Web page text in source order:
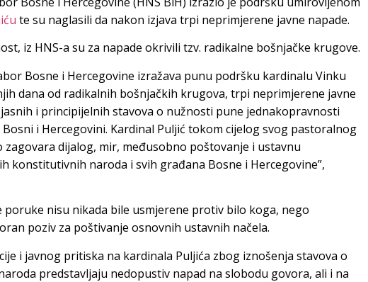
te su naglasili da nakon izjava trpi neprimjerene javne napade.
iz HNS-a su za napade okrivili tzv. radikalne bošnjačke krugove.
Bosne i Hercegovine izražava punu podršku kardinalu Vinku
dana od radikalnih bošnjačkih krugova, trpi neprimjerene javne
i principijelnih stavova o nužnosti pune jednakopravnosti
i Hercegovini. Kardinal Puljić tokom cijelog svog pastoralnog
zagovara dijalog, mir, međusobno poštovanje i ustavnu
konstitutivnih naroda i svih građana Bosne i Hercegovine”,
poruke nisu nikada bile usmjerene protiv bilo koga, nego
poziv za poštivanje osnovnih ustavnih načela.
i javnog pritiska na kardinala Puljića zbog iznošenja stavova o
predstavljaju nedopustiv napad na slobodu govora, ali i na